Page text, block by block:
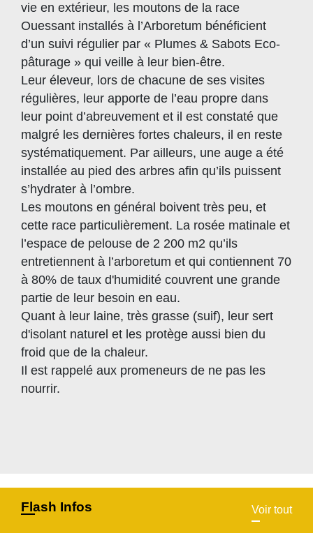
vie en extérieur, les moutons de la race
Ouessant installés à l’Arboretum bénéficient
d’un suivi régulier par « Plumes & Sabots Eco-
pâturage » qui veille à leur bien-être.
Leur éleveur, lors de chacune de ses visites
régulières, leur apporte de l’eau propre dans
leur point d’abreuvement et il est constaté que
malgré les dernières fortes chaleurs, il en reste
systématiquement. Par ailleurs, une auge a été
installée au pied des arbres afin qu’ils puissent
s’hydrater à l’ombre.
Les moutons en général boivent très peu, et
cette race particulièrement. La rosée matinale et
l’espace de pelouse de 2 200 m2 qu’ils
entretiennent à l’arboretum et qui contiennent 70
à 80% de taux d'humidité couvrent une grande
partie de leur besoin en eau.
Quant à leur laine, très grasse (suif), leur sert
d'isolant naturel et les protège aussi bien du
froid que de la chaleur.
Il est rappelé aux promeneurs de ne pas les
nourrir.
Flash Infos Voir tout